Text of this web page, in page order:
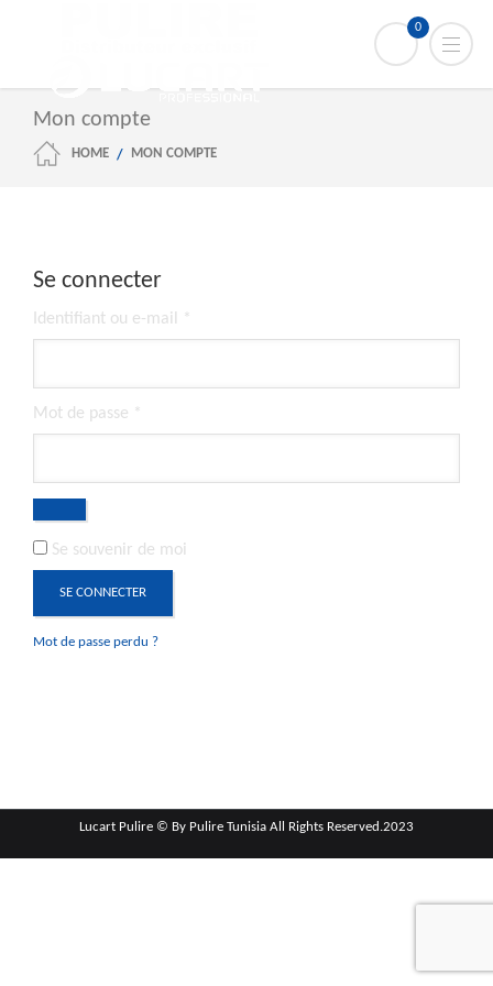
0
Mon compte
HOME MON COMPTE
Se connecter
Identifiant ou e-mail *
Mot de passe *
Se souvenir de moi
SE CONNECTER
Mot de passe perdu ?
Lucart Pulire © By Pulire Tunisia All Rights Reserved.2023